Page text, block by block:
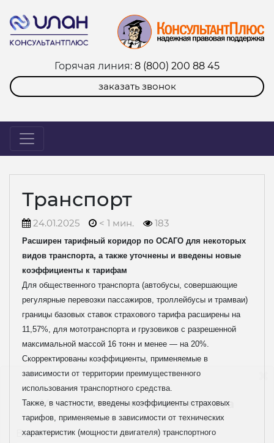
Горячая линия: 8 (800) 200 88 45
заказать звонок
Транспорт
24.01.2025 < 1 мин. 183
Расширен тарифный коридор по ОСАГО для некоторых
видов транспорта, а также уточнены и введены новые
коэффициенты к тарифам
Для общественного транспорта (автобусы, совершающие
регулярные перевозки пассажиров, троллейбусы и трамваи)
границы базовых ставок страхового тарифа расширены на
11,57%, для мототранспорта и грузовиков с разрешенной
максимальной массой 16 тонн и менее — на 20%.
Скорректированы коэффициенты, применяемые в
зависимости от территории преимущественного
использования транспортного средства.
Также, в частности, введены коэффициенты страховых
тарифов, применяемые в зависимости от технических
характеристик (мощности двигателя) транспортного
Узнать стоимость комплекта
Ваше имя*